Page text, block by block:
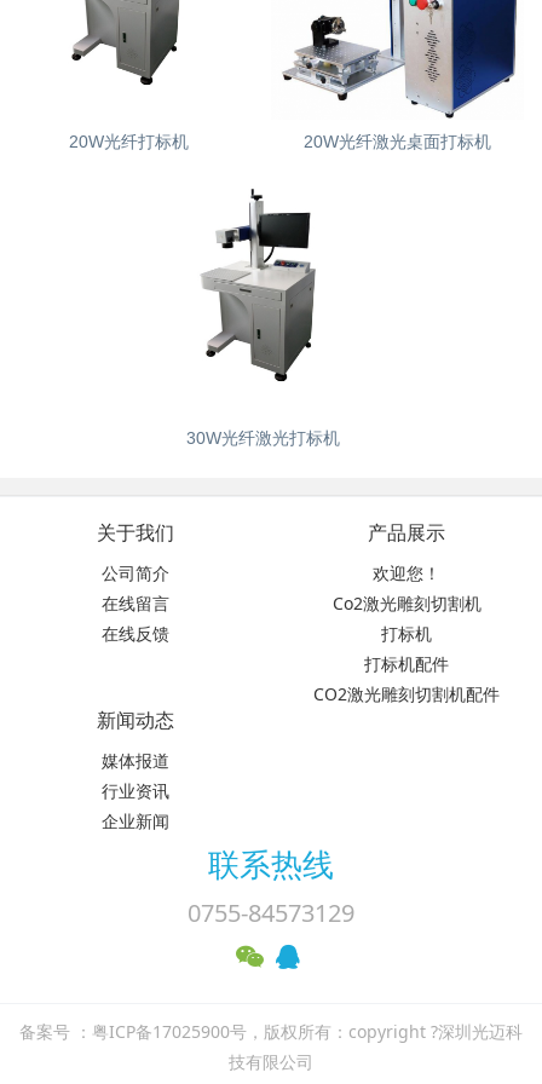
20W光纤打标机 20W光纤激光桌面打标机
30W光纤激光打标机
关于我们
公司简介
在线留言
在线反馈
产品展示
欢迎您！
Co2激光雕刻切割机
打标机
打标机配件
CO2激光雕刻切割机配件
新闻动态
媒体报道
行业资讯
企业新闻
联系热线
0755-84573129
备案号 ：粤ICP备17025900号，版权所有：copyright ?深圳光迈科
技有限公司